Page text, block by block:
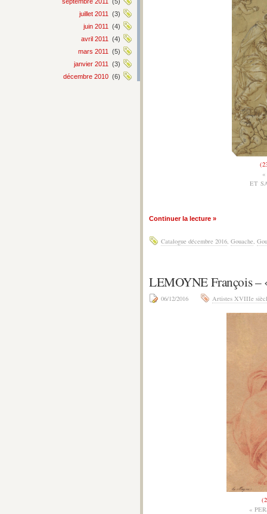
juillet 2011
(3)
juin 2011
(4)
avril 2011
(4)
mars 2011
(5)
janvier 2011
(3)
décembre 2010 (6)
ET
Continuer la lecture »
Catalogue décembre 2016, Gouache,
LEMOYNE François –
06/12/2016 Artistes XVIIIe
«